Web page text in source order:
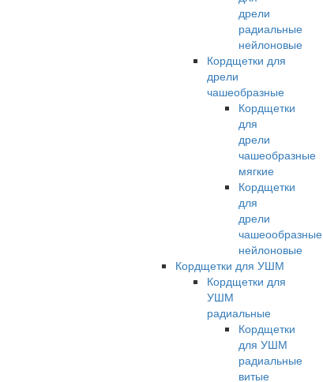
дрели
радиальные
нейлоновые
Кордщетки для
дрели
чашеобразные
Кордщетки
для
дрели
чашеобразные
мягкие
Кордщетки
для
дрели
чашеообразные
нейлоновые
Кордщетки для УШМ
Кордщетки для
УШМ
радиальные
Кордщетки
для УШМ
радиальные
витые